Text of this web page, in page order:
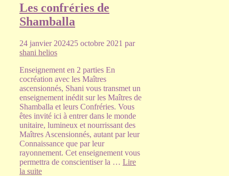
Les confréries de
Shamballa
24 janvier 202425 octobre 2021 par
shani helios
Enseignement en 2 parties En
cocréation avec les Maîtres
ascensionnés, Shani vous transmet un
enseignement inédit sur les Maîtres de
Shamballa et leurs Confréries. Vous
êtes invité ici à entrer dans le monde
unitaire, lumineux et nourrissant des
Maîtres Ascensionnés, autant par leur
Connaissance que par leur
rayonnement. Cet enseignement vous
permettra de conscientiser la … Lire
la suite